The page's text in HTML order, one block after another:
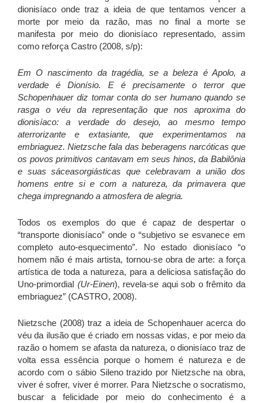
dionisíaco onde traz a ideia de que tentamos vencer a
morte por meio da razão, mas no final a morte se
manifesta por meio do dionisíaco representado, assim
como reforça Castro (2008, s/p):
Em O nascimento da tragédia, se a beleza é Apolo, a
verdade é Dionísio. E é precisamente o terror que
Schopenhauer diz tomar conta do ser humano quando se
rasga o véu da representação que nos aproxima do
dionisíaco: a verdade do desejo, ao mesmo tempo
aterrorizante e extasiante, que experimentamos na
embriaguez. Nietzsche fala das beberagens narcóticas que
os povos primitivos cantavam em seus hinos, da Babilônia
e suas sáceasorgiásticas que celebravam a união dos
homens entre si e com a natureza, da primavera que
chega impregnando a atmosfera de alegria.
Todos os exemplos do que é capaz de despertar o
“transporte dionisíaco” onde o “subjetivo se esvanece em
completo auto-esquecimento”. No estado dionisíaco “o
homem não é mais artista, tornou-se obra de arte: a força
artística de toda a natureza, para a deliciosa satisfação do
Uno-primordial (Ur-Einen), revela-se aqui sob o frêmito da
embriaguez” (CASTRO, 2008).
Nietzsche (2008) traz a ideia de Schopenhauer acerca do
véu da ilusão que é criado em nossas vidas, e por meio da
razão o homem se afasta da natureza, o dionisíaco traz de
volta essa essência porque o homem é natureza e de
acordo com o sábio Sileno trazido por Nietzsche na obra,
viver é sofrer, viver é morrer. Para Nietzsche o socratismo,
buscar a felicidade por meio do conhecimento é a